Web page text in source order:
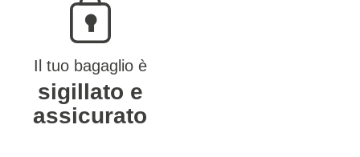
Il tuo bagaglio è
sigillato e
assicurato